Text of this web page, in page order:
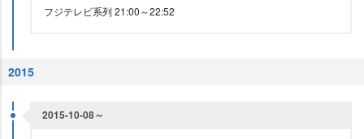
フジテレビ系列 21:00～22:52
2015
2015-10-08～